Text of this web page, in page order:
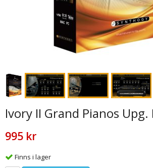
Ivory II Grand Pianos Upg.
995 kr
Finns i lager